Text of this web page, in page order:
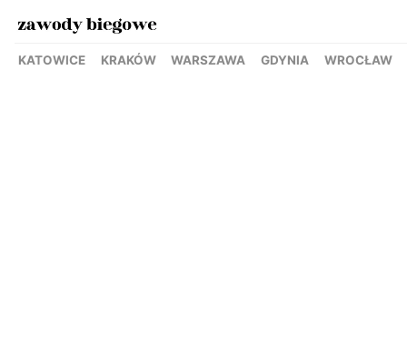
KATOWICE KRAKÓW WARSZAWA GDYNIA WROCŁAW